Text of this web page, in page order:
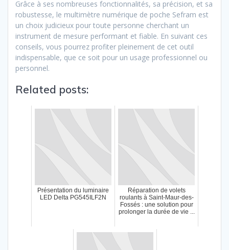
Grâce à ses nombreuses fonctionnalités, sa précision, et sa
robustesse, le multimètre numérique de poche Sefram est
un choix judicieux pour toute personne cherchant un
instrument de mesure performant et fiable. En suivant ces
conseils, vous pourrez profiter pleinement de cet outil
indispensable, que ce soit pour un usage professionnel ou
personnel.
Related posts:
Présentation du luminaire
LED Delta PG545ILF2N
Réparation de volets
roulants à Saint-Maur-des-
Fossés : une solution pour
prolonger la durée de vie ...